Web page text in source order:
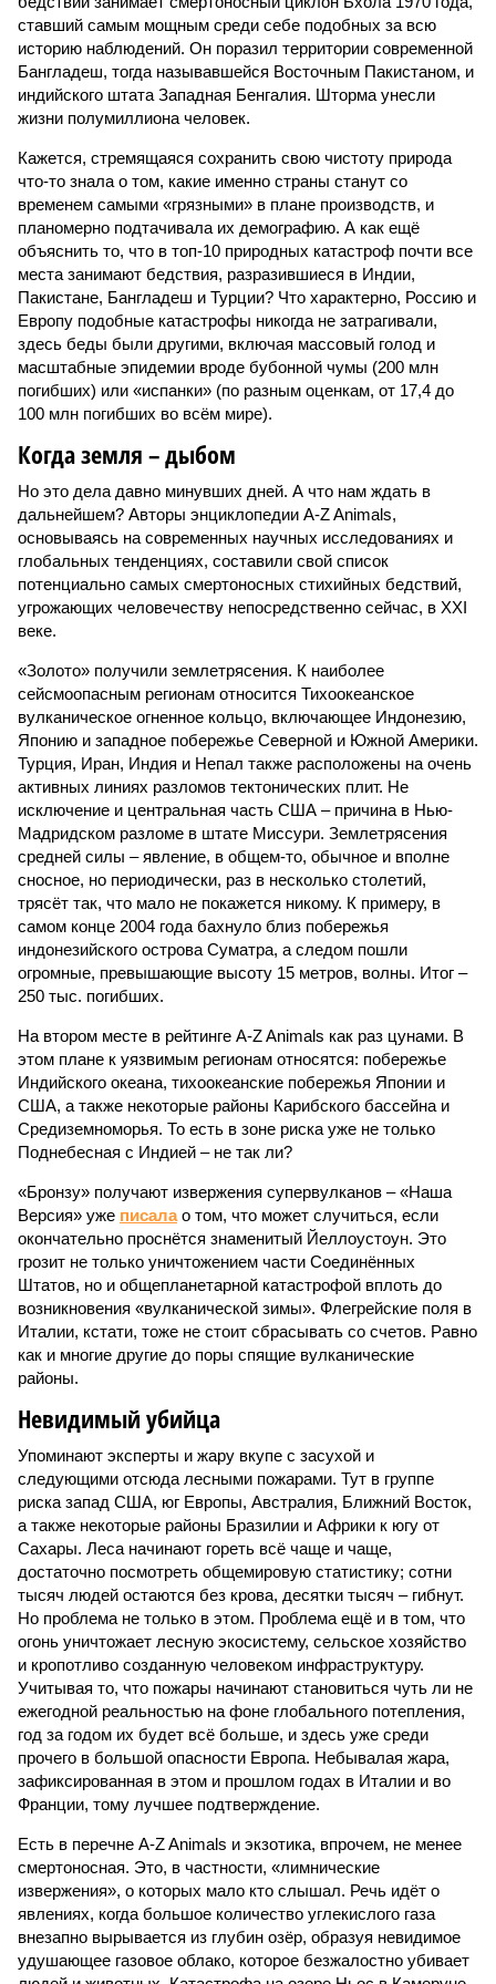
ставший самым мощным среди себе подобных за всю
историю наблюдений. Он поразил территории современной
Бангладеш, тогда называвшейся Восточным Пакистаном, и
индийского штата Западная Бенгалия. Шторма унесли
жизни полумиллиона человек.
Кажется, стремящаяся сохранить свою чистоту природа
что-то знала о том, какие именно страны станут со
временем самыми «грязными» в плане производств, и
планомерно подтачивала их демографию. А как ещё
объяснить то, что в топ-10 природных катастроф почти все
места занимают бедствия, разразившиеся в Индии,
Пакистане, Бангладеш и Турции? Что характерно, Россию и
Европу подобные катастрофы никогда не затрагивали,
здесь беды были другими, включая массовый голод и
масштабные эпидемии вроде бубонной чумы (200 млн
погибших) или «испанки» (по разным оценкам, от 17,4 до
100 млн погибших во всём мире).
Когда земля – дыбом
Но это дела давно минувших дней. А что нам ждать в
дальнейшем? Авторы энциклопедии A-Z Animals,
основываясь на современных научных исследованиях и
глобальных тенденциях, составили свой список
потенциально самых смертоносных стихийных бедствий,
угрожающих человечеству непосредственно сейчас, в XXI
веке.
«Золото» получили землетрясения. К наиболее
сейсмоопасным регионам относится Тихоокеанское
вулканическое огненное кольцо, включающее Индонезию,
Японию и западное побережье Северной и Южной Америки.
Турция, Иран, Индия и Непал также расположены на очень
активных линиях разломов тектонических плит. Не
исключение и центральная часть США – причина в Нью-
Мадридском разломе в штате Миссури. Землетрясения
средней силы – явление, в общем-то, обычное и вполне
сносное, но периодически, раз в несколько столетий,
трясёт так, что мало не покажется никому. К примеру, в
самом конце 2004 года бахнуло близ побережья
индонезийского острова Суматра, а следом пошли
огромные, превышающие высоту 15 метров, волны. Итог –
250 тыс. погибших.
На втором месте в рейтинге A-Z Animals как раз цунами. В
этом плане к уязвимым регионам относятся: побережье
Индийского океана, тихо­океанские побережья Японии и
США, а также некоторые районы Карибского бассейна и
Средиземноморья. То есть в зоне риска уже не только
Поднебесная с Индией – не так ли?
«Бронзу» получают извержения супервулканов – «Наша
Версия» уже писалао том, что может случиться, если
окончательно проснётся знаменитый Йеллоустоун. Это
грозит не только уничтожением части Соединённых
Штатов, но и общепланетарной катастрофой вплоть до
возникновения «вулканической зимы». Флегрейские поля в
Италии, кстати, тоже не стоит сбрасывать со счетов. Равно
как и многие другие до поры спящие вулканические
районы.
Невидимый убийца
Упоминают эксперты и жару вкупе с засухой и
следующими отсюда лесными пожарами. Тут в группе
риска запад США, юг Европы, Австралия, Ближний Восток,
а также некоторые районы Бразилии и Африки к югу от
Сахары. Леса начинают гореть всё чаще и чаще,
достаточно посмотреть общемировую статистику; сотни
тысяч людей остаются без крова, десятки тысяч – гибнут.
Но проблема не только в этом. Проблема ещё и в том, что
огонь уничтожает лесную экосистему, сельское хозяйство
и кропотливо созданную человеком инфраструктуру.
Учитывая то, что пожары начинают становиться чуть ли не
ежегодной реальностью на фоне глобального потепления,
год за годом их будет всё больше, и здесь уже среди
прочего в большой опасности Европа. Небывалая жара,
зафиксированная в этом и прошлом годах в Италии и во
Франции, тому лучшее подтверждение.
Есть в перечне A-Z Animals и экзотика, впрочем, не менее
смертоносная. Это, в частности, «лимнические
извержения», о которых мало кто слышал. Речь идёт о
явлениях, когда большое количество углекислого газа
внезапно вырывается из глубин озёр, образуя невидимое
удушающее газовое облако, которое безжалостно убивает